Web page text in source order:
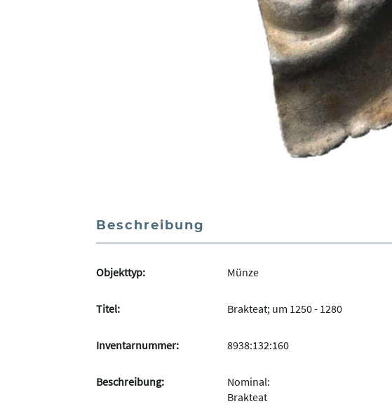
Beschreibung
Objekttyp: Münze
Titel: Brakteat; um 1250 - 1280
Inventarnummer: 8938:132:160
Beschreibung:
Nominal:
Brakteat